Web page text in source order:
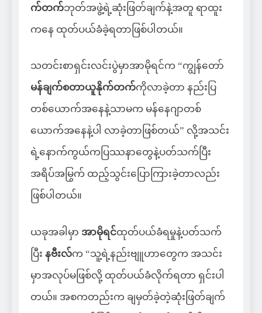
က်တက်ဘုတ်အဖွဲ့ရဲ့ဆုံးဖြတ်ချက်နဲ့အတူ ရာထူး
ကနေ ထုတ်ပယ်ခံခဲ့ရတာဖြစ်ပါတယ်။
သတင်းစာရှင်းလင်းပွဲမှာအာမိုရင်က “ကျွန်တော်
မန်ချက်စတာယူနိုက်တက်ကိုလာခဲ့တာ နည်းပြ
တစ်ယောက်အနေနဲ့သာမက မန်နေဂျာတစ်
ယောက်အနေနဲ့ပါ လာခဲ့တာဖြစ်တယ်” လို့အသင်း
ရဲ့နောက်ကွယ်ကပြဿနာတွေနဲ့ပတ်သက်ပြီး
အရိပ်အမြွက် ထည့်သွင်းပြောကြားခဲ့တာလည်း
ဖြစ်ပါတယ်။
ယခုအခါမှာ အာမိုရင်ထုတ်ပယ်ခံရမှုနဲ့ပတ်သက်
ပြီး နဗီးလ်က “သူ့ရဲ့နည်းဗျူဟာတွေက အသင်း
မှာအလုပ်မဖြစ်လို့ ထုတ်ပယ်ခံလိုက်ရတာ ရှင်းပါ
တယ်။ အစကတည်းက ချမှတ်ခဲ့တဲ့ဆုံးဖြတ်ချက်